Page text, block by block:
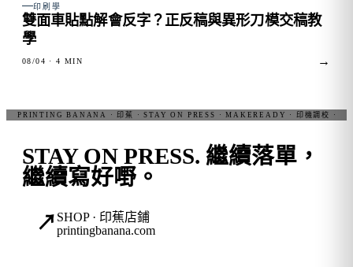
FIG. 03
印刷學
雙面車貼點解會反字？正反稿與異形刀模交稿教
學
08/04 · 4 MIN →
STAY ON PRESS. 繼續落單，
繼續寫好嘢。
↗ SHOP · 印蕉店鋪
printingbanana.com